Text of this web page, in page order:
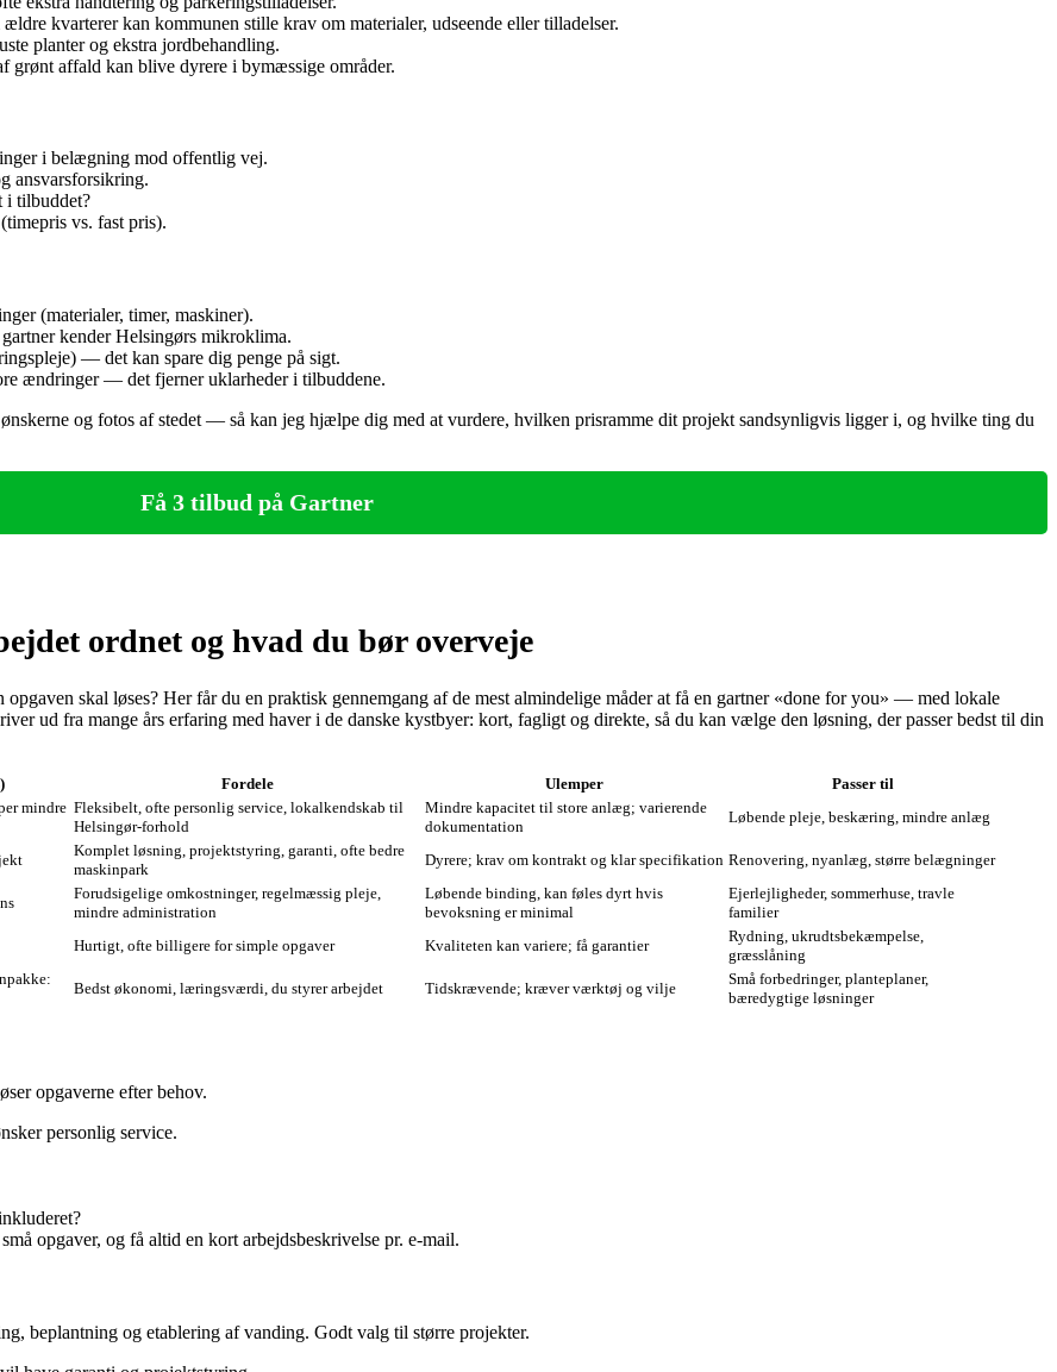
kvarterer kan kommunen stille krav om materialer, udseende eller tilladelser.
planter og ekstra jordbehandling.
grønt affald kan blive dyrere i bymæssige områder.
i belægning mod offentlig vej.
ansvarsforsikring.
i tilbuddet?
vs. fast pris).
(materialer, timer, maskiner).
kender Helsingørs mikroklima.
— det kan spare dig penge på sigt.
ændringer — det fjerner uklarheder i tilbuddene.
og fotos af stedet — så kan jeg hjælpe dig med at vurdere, hvilken prisramme dit projekt sandsynligvis ligger i, og hvilke ting du
Få 3 tilbud på Gartner
ordnet og hvad du bør overveje
skal løses? Her får du en praktisk gennemgang af de mest almindelige måder at få en gartner «done for you» — med lokale
ud fra mange års erfaring med haver i de danske kystbyer: kort, fagligt og direkte, så du kan vælge den løsning, der passer bedst til din
Fordele Ulemper
Passer til
mindre Fleksibelt, ofte personlig service, lokalkendskab til
Helsingør‑forhold
Mindre kapacitet til store anlæg; varierende
dokumentation
Løbende pleje, beskæring, mindre anlæg
Komplet løsning, projektstyring, garanti, ofte bedre
maskinpark
Dyrere; krav om kontrakt og klar specifikation Renovering, nyanlæg, større belægninger
Forudsigelige omkostninger, regelmæssig pleje,
mindre administration
Løbende binding, kan føles dyrt hvis
bevoksning er minimal
Ejerlejligheder, sommerhuse, travle
familier
Hurtigt, ofte billigere for simple opgaver Kvaliteten kan variere; få garantier
Rydning, ukrudtsbekæmpelse,
græsslåning
Bedst økonomi, læringsværdi, du styrer arbejdet Tidskrævende; kræver værktøj og vilje
Små forbedringer, planteplaner,
bæredygtige løsninger
opgaverne efter behov.
personlig service.
opgaver, og få altid en kort arbejdsbeskrivelse pr. e‑mail.
beplantning og etablering af vanding. Godt valg til større projekter.